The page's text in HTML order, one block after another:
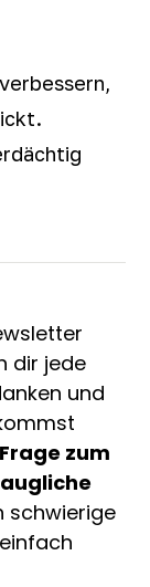
dir jede
und
zum
schwierige